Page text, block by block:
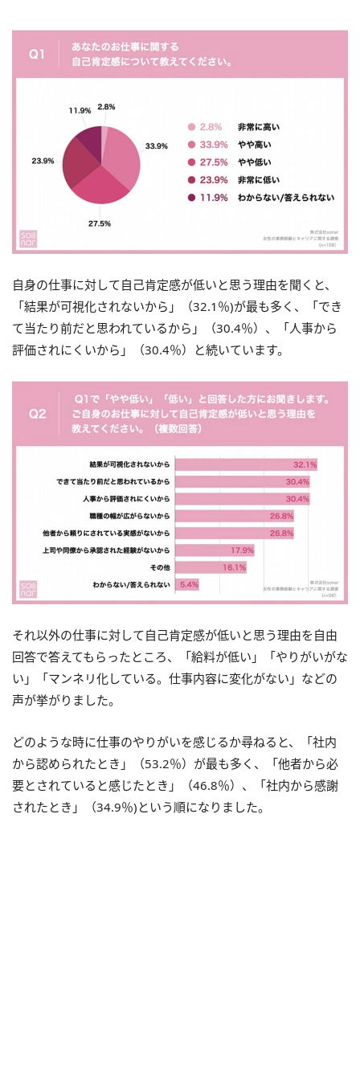
自身の仕事に対して自己肯定感が低いと思う理由を聞くと、
「結果が可視化されないから」（32.1％)が最も多く、「でき
て当たり前だと思われているから」（30.4％）、「人事から
評価されにくいから」（30.4％）と続いています。
それ以外の仕事に対して自己肯定感が低いと思う理由を自由
回答で答えてもらったところ、「給料が低い」「やりがいがな
い」「マンネリ化している。仕事内容に変化がない」などの
声が挙がりました。
どのような時に仕事のやりがいを感じるか尋ねると、「社内
から認められたとき」（53.2％）が最も多く、「他者から必
要とされていると感じたとき」（46.8％）、「社内から感謝
されたとき」（34.9％)という順になりました。